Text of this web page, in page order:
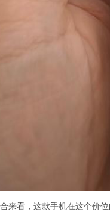
来看，这款手机在这个价